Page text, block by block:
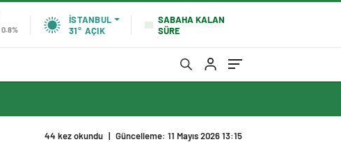
0.8%
İSTANBUL
31° AÇIK
SABAHA KALAN
SÜRE
44 kez okundu | Güncelleme: 11 Mayıs 2026 13:15